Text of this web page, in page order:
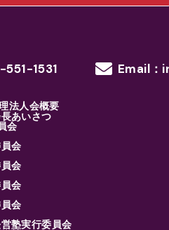
551-1531 Email
法人会概要
あいさつ
会
員会
員会
員会
員会
営塾実行委員会